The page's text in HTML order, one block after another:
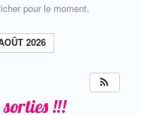
pour le moment.
2026